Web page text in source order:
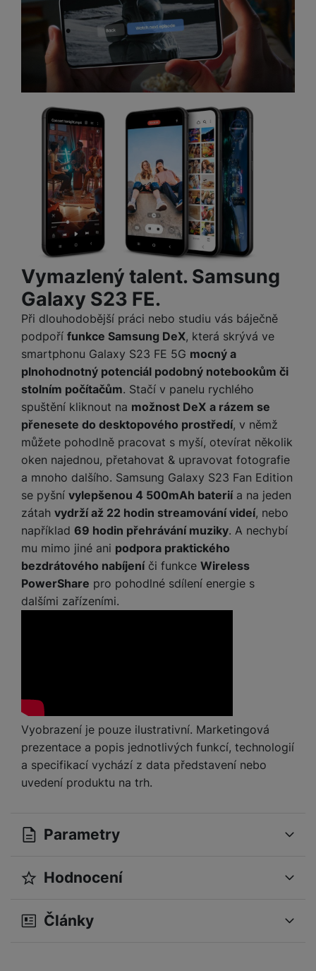
s
c
o
n
a
ní
m
k
m
e
y
Vymazlený talent. Samsung
Galaxy S23 FE.
Při dlouhodobější práci nebo studiu vás báječně
podpoří funkce Samsung DeX, která skrývá ve
smartphonu Galaxy S23 FE 5G mocný a
plnohodnotný potenciál podobný notebookům či
stolním počítačům. Stačí v panelu rychlého
spuštění kliknout na možnost DeX a rázem se
přenesete do desktopového prostředí, v němž
můžete pohodlně pracovat s myší, otevírat několik
oken najednou, přetahovat & upravovat fotografie
a mnoho dalšího. Samsung Galaxy S23 Fan Edition
se pyšní vylepšenou 4 500mAh bateriía na jeden
zátah vydrží až 22 hodin streamování videí, nebo
například 69 hodin přehrávání muziky. A nechybí
mu mimo jiné ani podpora praktického
bezdrátového nabíjeníči funkce Wireless
PowerShare pro pohodlné sdílení energie s
dalšími zařízeními.
Vyobrazení je pouze ilustrativní. Marketingová
prezentace a popis jednotlivých funkcí, technologií
a specifikací vychází z data představení nebo
uvedení produktu na trh.
Parametry
OBECNÉ
Hodnocení
Články